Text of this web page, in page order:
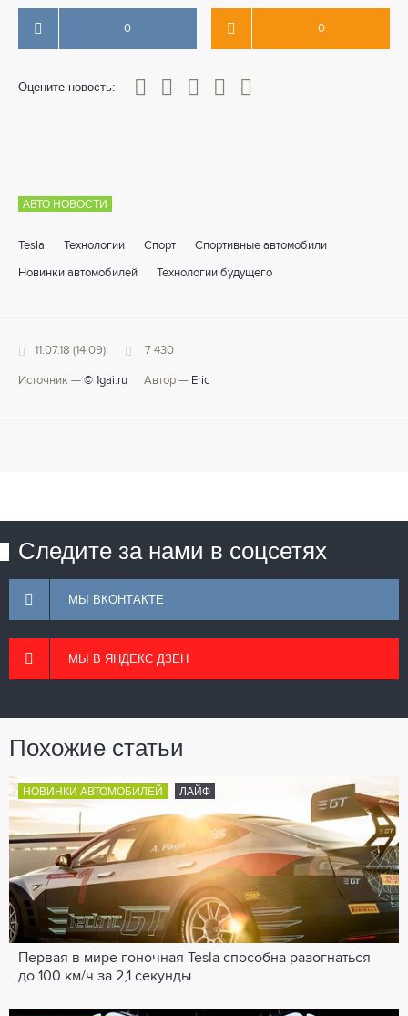
0 0
Оцените новость:
0
1 3 4 5
АВТО НОВОСТИ
Tesla Технологии Спорт Спортивные автомобили
Новинки автомобилей Технологии будущего
11.07.18 (14:09) 7 430
Источник — © 1gai.ru Автор — Eric
Следите за нами в соцсетях
МЫ ВКОНТАКТЕ
МЫ В ЯНДЕКС ДЗЕН
Похожие статьи
НОВИНКИ АВТОМОБИЛЕЙ ЛАЙФ
Первая в мире гоночная Tesla способна разогнаться
до 100 км/ч за 2,1 секунды